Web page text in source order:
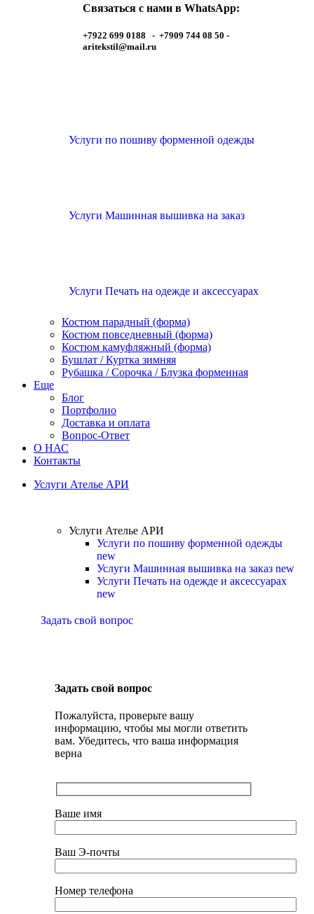
Связаться с нами в WhatsApp:
+7922 699 0188 - +7909 744 08 50 -
aritekstil@mail.ru
Услуги по пошиву форменной одежды
Услуги Машинная вышивка на заказ
Услуги Печать на одежде и аксессуарах
Костюм парадный (форма)
Костюм повседневный (форма)
Костюм камуфляжный (форма)
Бушлат / Куртка зимняя
Рубашка / Сорочка / Блузка форменная
Еще
Блог
Портфолио
Доставка и оплата
Вопрос-Ответ
О НАС
Контакты
Услуги Ателье АРИ
Услуги Ателье АРИ
Услуги по пошиву форменной одежды
new
Услуги Машинная вышивка на заказ new
Услуги Печать на одежде и аксессуарах
new
Задать свой вопрос
Задать свой вопрос
Пожалуйста, проверьте вашу
информацию, чтобы мы могли ответить
вам. Убедитесь, что ваша информация
верна
Ваше имя
Ваш Э-почты
Номер телефона